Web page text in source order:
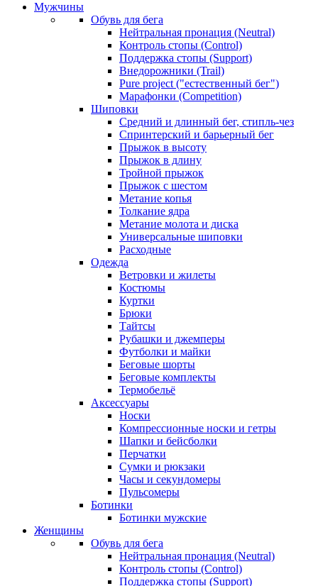
Мужчины
Обувь для бега
Нейтральная пронация (Neutral)
Контроль стопы (Control)
Поддержка стопы (Support)
Внедорожники (Trail)
Pure project ("естественный бег")
Марафонки (Competition)
Шиповки
Средний и длинный бег, стипль-чез
Cпринтерский и барьерный бег
Прыжок в высоту
Прыжок в длину
Тройной прыжок
Прыжок с шестом
Метание копья
Толкание ядра
Метание молота и диска
Универсальные шиповки
Расходные
Одежда
Ветровки и жилеты
Костюмы
Куртки
Брюки
Тайтсы
Рубашки и джемперы
Футболки и майки
Беговые шорты
Беговые комплекты
Термобельё
Аксессуары
Носки
Компрессионные носки и гетры
Шапки и бейсболки
Перчатки
Сумки и рюкзаки
Часы и секундомеры
Пульсомеры
Ботинки
Ботинки мужские
Женщины
Обувь для бега
Нейтральная пронация (Neutral)
Контроль стопы (Control)
Поддержка стопы (Support)